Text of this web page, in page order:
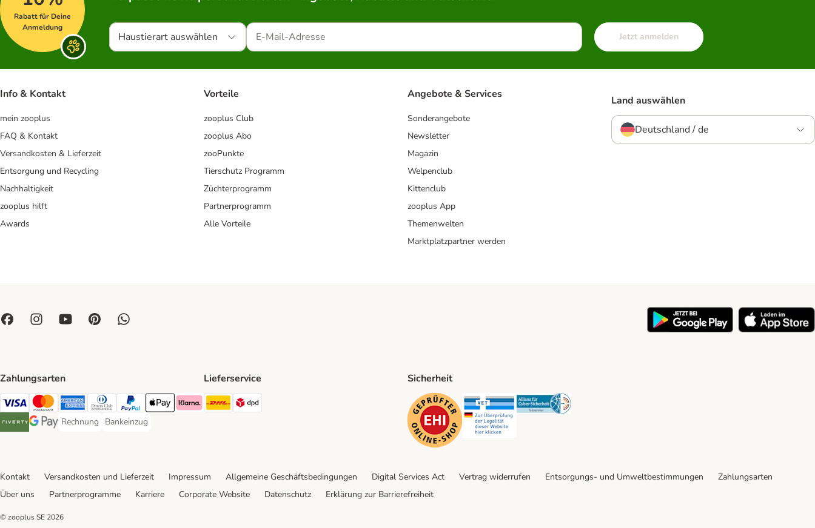
Rabatt für Deine
Anmeldung
Haustierart auswählen Jetzt anmelden
Info & Kontakt
mein zooplus
FAQ & Kontakt
Versandkosten & Lieferzeit
Entsorgung und Recycling
Nachhaltigkeit
zooplus hilft
Awards
Vorteile
zooplus Club
zooplus Abo
zooPunkte
Tierschutz Programm
Züchterprogramm
Partnerprogramm
Alle Vorteile
Angebote & Services
Sonderangebote
Newsletter
Magazin
Welpenclub
Kittenclub
zooplus App
Themenwelten
Marktplatzpartner werden
Land auswählen
Deutschland / de
Zahlungsarten
Visa Payment Method
Mastercard Payment Method
American Express Payment Method
Diners Club Payment Method
PayPal Payment Method
Apple Pay Payment Method
Klarna Payment Method
Riverty Payment Method
Google Pay Payment Method
Rechnung
Rechnung Payment Method
Bankeinzug
Bankeinzug Payment Method
Lieferservice
DHL Shipping Method
Sicherheit
Security Security Security
Kontakt Versandkosten und Lieferzeit Impressum Allgemeine Geschäftsbedingungen Digital Services Act Vertrag widerrufen Entsorgungs- und Umweltbestimmungen
Zahlungsarten
Über uns
Partnerprogramme Karriere Corporate Website Datenschutz Erklärung zur Barrierefreiheit
© zooplus SE 2026